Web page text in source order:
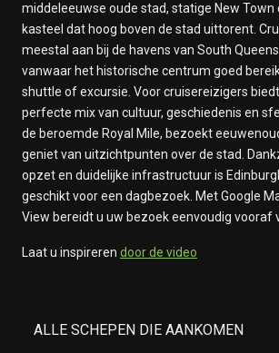
middeleeuwse oude stad, statige New Town
kasteel dat hoog boven de stad uittorent.
meestal aan bij de havens van South
vanwaar het historische centrum goed
shuttle of excursie. Voor cruisereizigers
perfecte mix van cultuur, geschiedenis en
de beroemde Royal Mile, bezoekt
geniet van uitzichtpunten over de stad.
opzet en duidelijke infrastructuur is
geschikt voor een dagbezoek. Met Google
View bereidt u uw bezoek eenvoudig vooraf
Laat u inspireren door de video
ALLE SCHEPEN DIE AANKOMEN